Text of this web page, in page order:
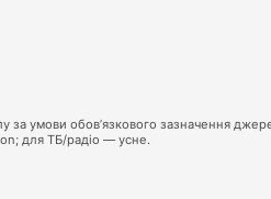
за умови обов’язкового зазначення
для ТБ/радіо — усне.